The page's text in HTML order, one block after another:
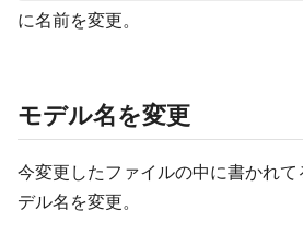
に名前を変更。
モデル名を変更
今変更したファイルの中に書かれ
デル名を変更。